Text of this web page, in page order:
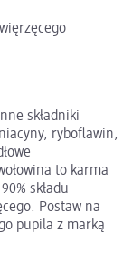
składniki
ryboflawin,
to karma
składu
Postaw na
pupila z marką